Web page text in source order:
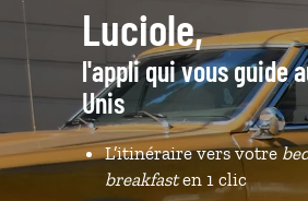
Luciole,
l'appli qui vous guide
Unis
L’itinéraire vers votre
breakfasten 1 clic